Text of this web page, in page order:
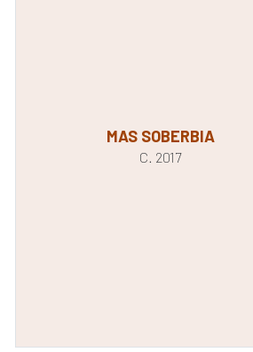
MAS SOBERBIA
C. 2017